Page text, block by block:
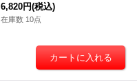
6,820円(税込)
在庫数 10点